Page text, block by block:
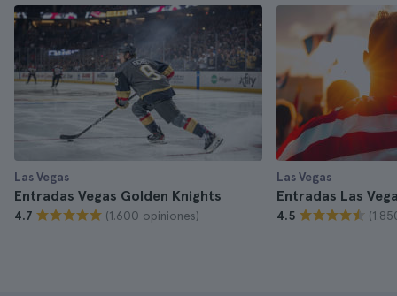
Las Vegas
Entradas Vegas Golden Knights
4.7 (1.600 opiniones)
Las Vegas
Entradas Las
4.5